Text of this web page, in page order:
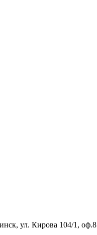
ул. Кирова 104/1, оф.8